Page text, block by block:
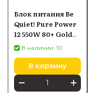
Блок питания Be
Quiet! Pure Power
12 550W 80+ Gold
ATX 3.1
В наличии: 10
В корзину